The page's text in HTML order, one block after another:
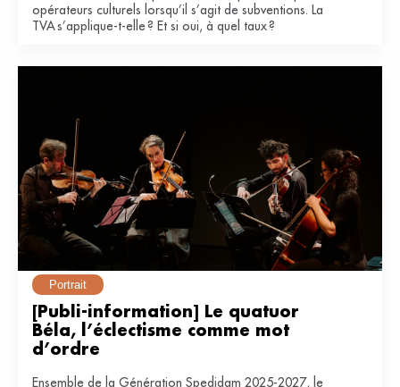
opérateurs culturels lorsqu’il s’agit de subventions. La
TVA s’applique-t-elle ? Et si oui, à quel taux ?
Portrait
[Publi-information] Le quatuor
Béla, l’éclectisme comme mot
d’ordre
Ensemble de la Génération Spedidam 2025-2027, le